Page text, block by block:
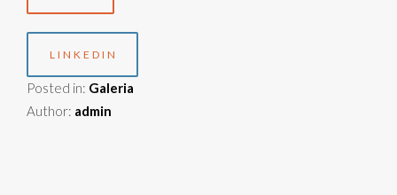
LINKEDIN
Posted in: Galeria
Author: admin